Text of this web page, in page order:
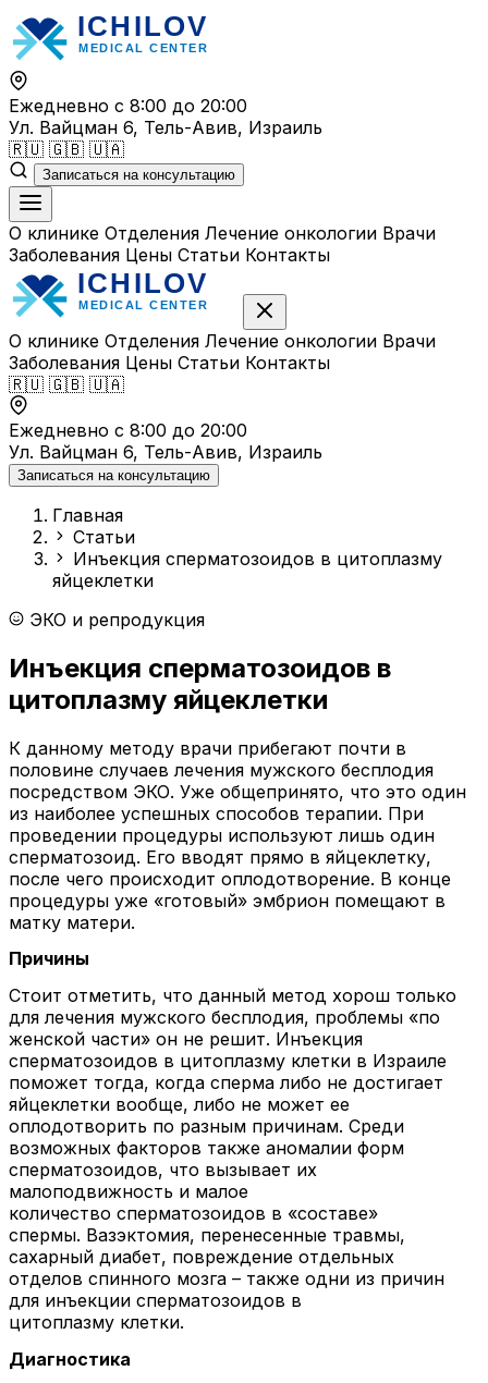
Перейти
к
содержимому
Ежедневно с 8:00 до 20:00
Ул. Вайцман 6, Тель-Авив, Израиль
🇷🇺 🇬🇧 🇺🇦
Записаться на консультацию
О клинике Отделения Лечение онкологии Врачи
Заболевания Цены Статьи Контакты
О клинике Отделения Лечение онкологии Врачи
Заболевания Цены Статьи Контакты
🇷🇺 🇬🇧 🇺🇦
Ежедневно с 8:00 до 20:00
Ул. Вайцман 6, Тель-Авив, Израиль
Записаться на консультацию
Главная
Статьи
Инъекция сперматозоидов в цитоплазму
яйцеклетки
ЭКО и репродукция
Инъекция сперматозоидов в
цитоплазму яйцеклетки
К данному методу врачи прибегают почти в
половине случаев лечения мужского бесплодия
посредством ЭКО. Уже общепринято, что это один
из наиболее успешных способов терапии. При
проведении процедуры используют лишь один
сперматозоид. Его вводят прямо в яйцеклетку,
после чего происходит оплодотворение. В конце
процедуры уже «готовый» эмбрион помещают в
матку матери.
Причины
Стоит отметить, что данный метод хорош только
для лечения мужского бесплодия, проблемы «по
женской части» он не решит. Инъекция
сперматозоидов в цитоплазму клетки в Израиле
поможет тогда, когда сперма либо не достигает
яйцеклетки вообще, либо не может ее
оплодотворить по разным причинам. Среди
возможных факторов также аномалии форм
сперматозоидов, что вызывает их
малоподвижность и малое
количество сперматозоидов в «составе»
спермы. Вазэктомия, перенесенные травмы,
сахарный диабет, повреждение отдельных
отделов спинного мозга – также одни из причин
для инъекции сперматозоидов в
цитоплазму клетки.
Диагностика